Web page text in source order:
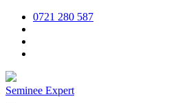
0721 280 587
Seminee Expert